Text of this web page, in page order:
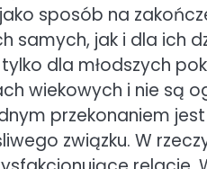
sposób na
samych, jak i dla ich
dla młodszych
wiekowych i nie są
przekonaniem
związku. W